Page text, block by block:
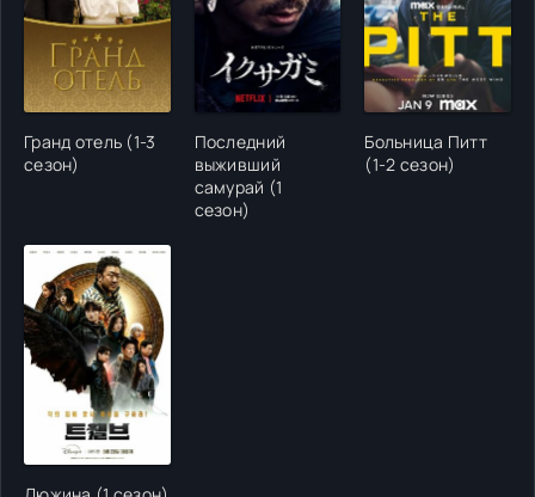
Гранд отель (1-3
сезон)
Последний
выживший
самурай (1
сезон)
Больница Питт
(1-2 сезон)